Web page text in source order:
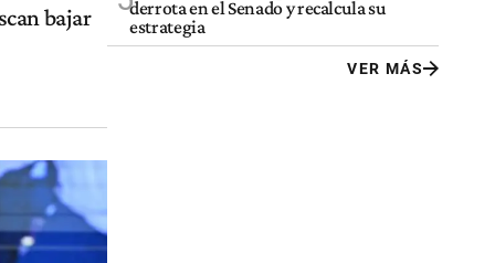
bajar
derrota en el Senado y recalcula su
estrategia
VER MÁS